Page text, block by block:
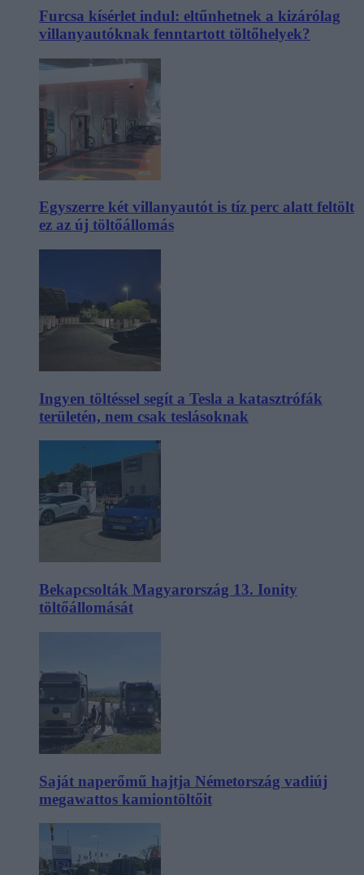
Furcsa kísérlet indul: eltűnhetnek a kizárólag
villanyautóknak fenntartott töltőhelyek?
Egyszerre két villanyautót is tíz perc alatt feltölt
ez az új töltőállomás
Ingyen töltéssel segít a Tesla a katasztrófák
területén, nem csak teslásoknak
Bekapcsolták Magyarország 13. Ionity
töltőállomását
Saját naperőmű hajtja Németország vadiúj
megawattos kamiontöltőit